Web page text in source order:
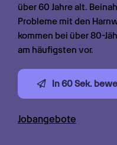
über 60 Jahre alt.
Probleme mit den
kommen bei über 80-
am häufigsten vor.
In 60 Sek.
Jobangebote